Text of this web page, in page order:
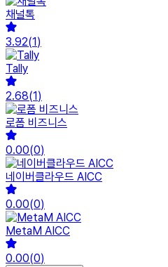
채널톡
3.92(1)
Tally
2.68(1)
로폼 비즈니스
0.00(0)
네이버클라우드 AICC
0.00(0)
MetaM AICC
0.00(0)